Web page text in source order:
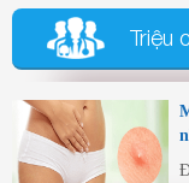
Triệu